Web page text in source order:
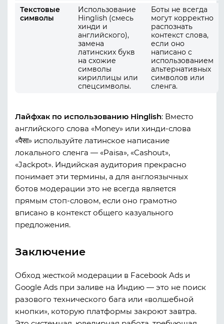
Текстовые
символы
Использование
Hinglish (смесь
хинди и
английского),
замена
латинских букв
на схожие
символы
кириллицы или
спецсимволы.
Боты не всегда
могут корректно
распознать
контекст слова,
если оно
написано с
использованием
альтернативных
символов или
сленга.
Лайфхак по использованию Hinglish: Вместо
английского слова «Money» или хинди-слова
«पैसा» используйте латинское написание
локального сленга — «Paisa», «Cashout»,
«Jackpot». Индийская аудитория прекрасно
понимает эти термины, а для англоязычных
ботов модерации это не всегда является
прямым стоп-словом, если оно грамотно
вписано в контекст общего казуального
предложения.
Заключение
Обход жесткой модерации в Facebook Ads и
Google Ads при заливе на Индию — это не поиск
разового технического бага или «волшебной
кнопки», которую платформы закроют завтра.